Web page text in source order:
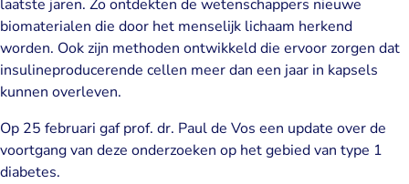
laatste jaren. Zo ontdekten de wetenschappers nieuwe
biomaterialen die door het menselijk lichaam herkend
worden. Ook zijn methoden ontwikkeld die ervoor zorgen dat
insulineproducerende cellen meer dan een jaar in kapsels
kunnen overleven.
Op 25 februari gaf prof. dr. Paul de Vos een update over de
voortgang van deze onderzoeken op het gebied van type 1
diabetes.